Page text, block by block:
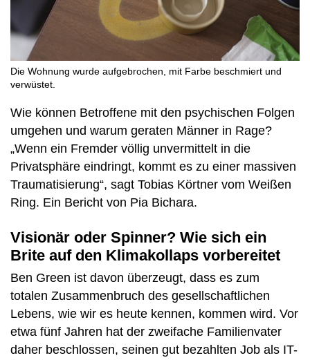
Die Wohnung wurde aufgebrochen, mit Farbe beschmiert und
verwüstet.
Wie können Betroffene mit den psychischen Folgen
umgehen und warum geraten Männer in Rage?
„Wenn ein Fremder völlig unvermittelt in die
Privatsphäre eindringt, kommt es zu einer massiven
Traumatisierung“, sagt Tobias Körtner vom Weißen
Ring. Ein Bericht von Pia Bichara.
Visionär oder Spinner? Wie sich ein
Brite auf den Klimakollaps vorbereitet
Ben Green ist davon überzeugt, dass es zum
totalen Zusammenbruch des gesellschaftlichen
Lebens, wie wir es heute kennen, kommen wird. Vor
etwa fünf Jahren hat der zweifache Familienvater
daher beschlossen, seinen gut bezahlten Job als IT-